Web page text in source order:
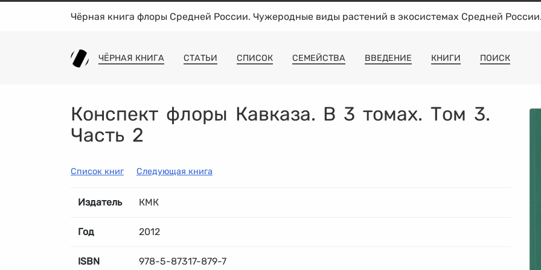
Чёрная книга флоры Средней России. Чужеродные виды растений в экосистемах Средней
ЧЁРНАЯ КНИГА СТАТЬИ СПИСОК СЕМЕЙСТВА ВВЕДЕНИЕ КНИГИ ПОИСК
Конспект флоры Кавказа. В 3 томах. Том 3.
Часть 2
Список книг Следующая книга
Издатель КМК
Год 2012
ISBN 978-5-87317-879-7